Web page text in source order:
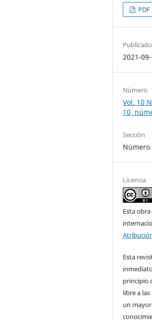
PDF
Publicado
2021-
Número
Vol. 10
10,
Sección
Licencia
Esta
Esta
principio
libre a
un